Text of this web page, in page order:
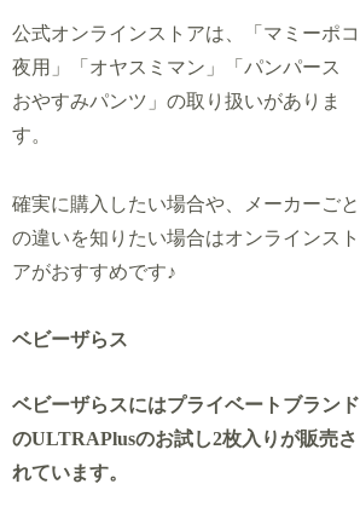
公式オンラインストアは、「マミーポコ
夜用」「オヤスミマン」「パンパース
おやすみパンツ」の取り扱いがありま
す。
確実に購入したい場合や、メーカーごと
の違いを知りたい場合はオンラインスト
アがおすすめです♪
ベビーザらス
ベビーザらスにはプライベートブランド
のULTRAPlusのお試し2枚入りが販売さ
れています。